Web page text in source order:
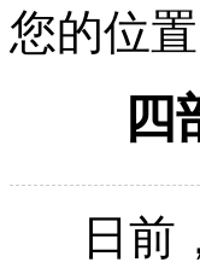
您的位置
四
日前，